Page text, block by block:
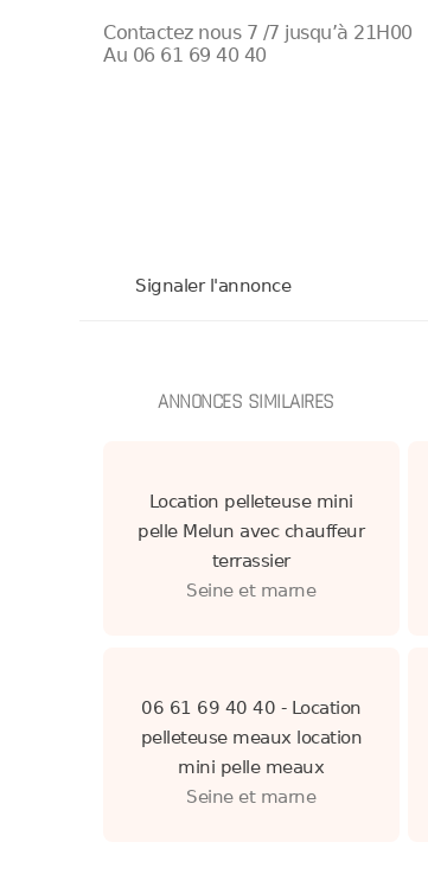
Contactez nous 7 /7 jusqu’à 21H00
Au 06 61 69 40 40
Signaler l'annonce
ANNONCES SIMILAIRES
Location pelleteuse mini
pelle Melun avec chauffeur
terrassier
Seine et marne
06 61 69 40 40 - Location
pelleteuse meaux location
mini pelle meaux
Seine et marne